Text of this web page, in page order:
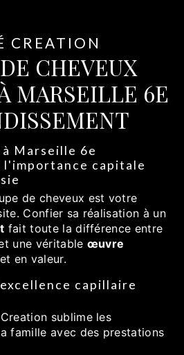
CREATION
CHEVEUX
MARSEILLE 6E
Marseille 6e
l'importance capitale
de cheveux est votre
Confier sa réalisation à un
fait toute la différence entre
une véritable œuvre
en valeur.
capillaire
sublime les
famille avec des prestations